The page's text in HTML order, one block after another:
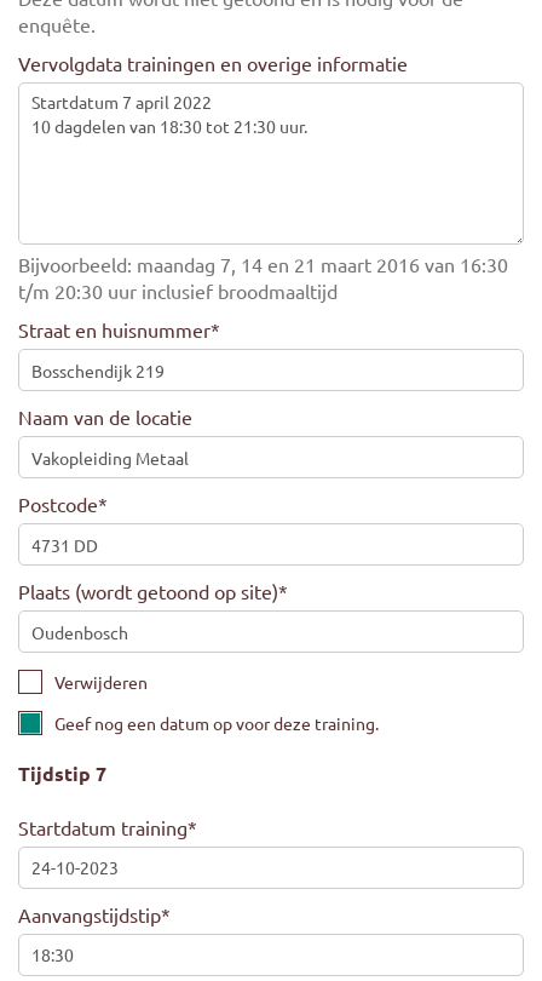
enquête.
Vervolgdata trainingen en overige informatie
Bijvoorbeeld: maandag 7, 14 en 21 maart 2016 van 16:30
t/m 20:30 uur inclusief broodmaaltijd
Straat en huisnummer*
Naam van de locatie
Postcode*
Plaats (wordt getoond op site)*
Verwijderen
Geef nog een datum op voor deze training.
Tijdstip 7
Startdatum training*
Aanvangstijdstip*